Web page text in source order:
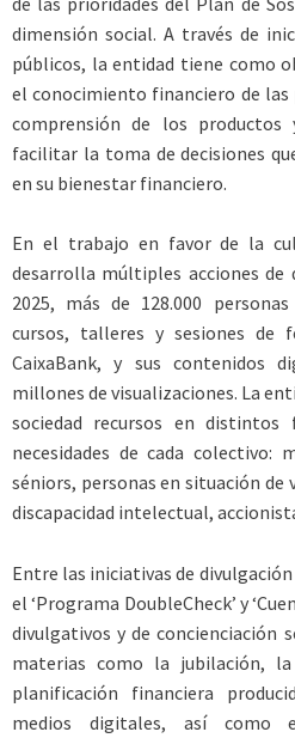
dimensión social. A través de
públicos, la entidad tiene como
el conocimiento financiero de las
comprensión de los productos
facilitar la toma de decisiones
en su bienestar financiero.
En el trabajo en favor de la
desarrolla múltiples acciones de
2025, más de 128.000
cursos, talleres y sesiones de
CaixaBank, y sus contenidos
millones de visualizaciones. La
sociedad recursos en
necesidades de cada colectivo:
séniors, personas en situación de
discapacidad intelectual,
Entre las iniciativas de
el ‘Programa DoubleCheck’ y
divulgativos y de concienciación
materias como la jubilación,
planificación financiera
medios digitales, así como